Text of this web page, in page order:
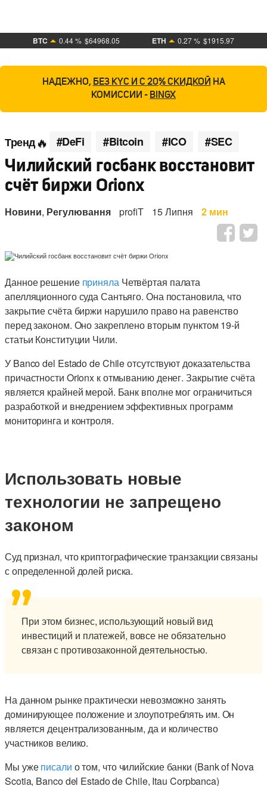
BTC 0.44 % $64968.05 ETH 0.27 % $1915.97
НАДЕЖНО, БЕЗ KYC И С 20% СКИДКОЙ НА
КОМИССИИ - BINGX
Тренд #DeFi #Bitcoin #ICO #SEC
Чилийский госбанк восстановит
счёт биржи Orionx
Новини, Регулювання profiT 15 Липня 2 мин
Данное решение принялаЧетвёртая палата
апелляционного суда Сантьяго. Она постановила, что
закрытие счёта биржи нарушило право на равенство
перед законом. Оно закреплено вторым пунктом 19-й
статьи Конституции Чили.
У Banco del Estado de Chile отсутствуют доказательства
причастности Orionx к отмыванию денег. Закрытие счёта
является крайней мерой. Банк вполне мог ограничиться
разработкой и внедрением эффективных программ
мониторинга и контроля.
Использовать новые
технологии не запрещено
законом
Суд признал, что криптографические транзакции связаны
с определенной долей риска.
При этом бизнес, использующий новый вид
инвестиций и платежей, вовсе не обязательно
связан с противозаконной деятельностью.
На данном рынке практически невозможно занять
доминирующее положение и злоупотреблять им. Он
является децентрализованным, да и количество
участников велико.
Мы ужеписали о том, что чилийские банки (Bank of Nova
Scotia, Banco del Estado de Chile, Itau Corpbanca)